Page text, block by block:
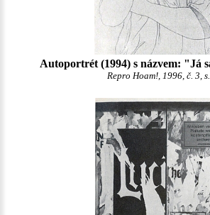
Autoportrét (1994) s názvem: "Já
Repro Hoam!, 1996, č. 3,